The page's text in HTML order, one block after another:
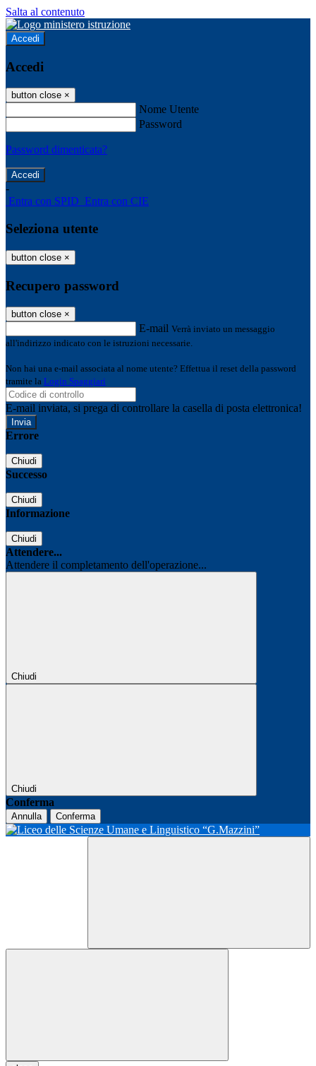
Salta al contenuto
Accedi
Accedi
button close ×
Nome Utente
Password
Password dimenticata?
-
Entra con SPID Entra con CIE
Seleziona utente
button close ×
Recupero password
button close ×
E-mail Verrà inviato un messaggio
all'indirizzo indicato con le istruzioni necessarie.
Non hai una e-mail associata al nome utente? Effettua il reset della password
tramite la Login Spaggiari
E-mail inviata, si prega di controllare la casella di posta elettronica!
Errore
Chiudi
Successo
Chiudi
Informazione
Chiudi
Attendere...
Attendere il completamento dell'operazione...
Chiudi
Chiudi
Conferma
Annulla Conferma